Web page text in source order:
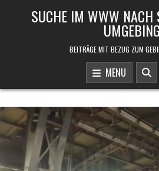
SUCHE IM WWW NACH
UMGEBING
BEITRÄGE MIT BEZUG ZUM
MENU